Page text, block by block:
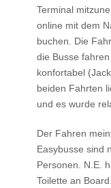
Terminal
online mit dem
buchen. Die
die Busse
konfortabel
beiden Fahrten
und es wurde
Der Fahren
Easybusse sind
Personen. N.E.
Toilette an